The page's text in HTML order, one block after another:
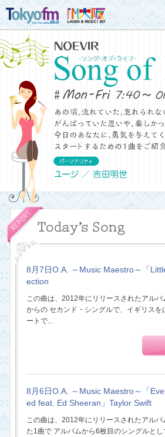
8月7日O.A. ～Music Maestro～「
ection
この曲は、2012年にリリースされたアルバ
からの セカンド・シングルで、イギリスを
ートで...
8月6日O.A. ～Music Maestro～「
ed feat. Ed Sheeran」Taylor Swift
この曲は、2012年にリリースされたアル
た1曲で アルバムから6枚目のシングルと